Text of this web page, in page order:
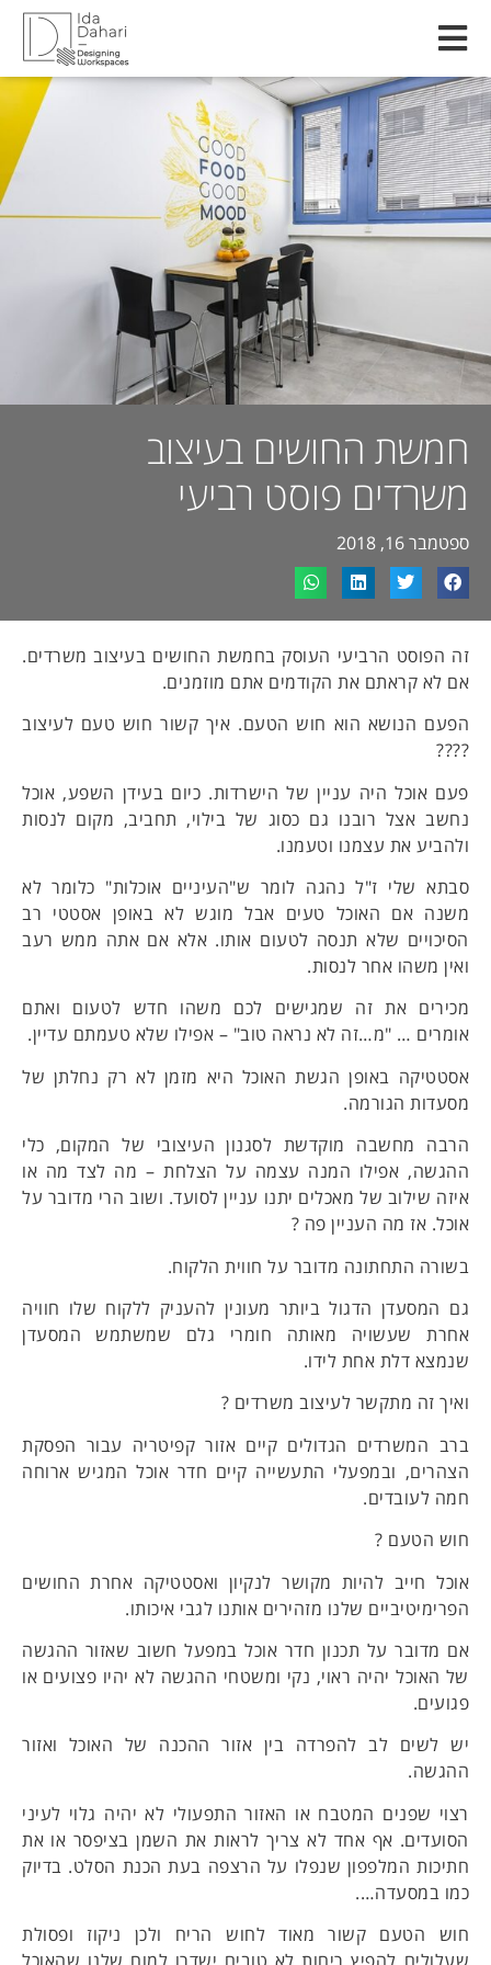
חמשת החושים בעיצוב
משרדים פוסט רביעי
ספטמבר 16, 2018
זה הפוסט הרביעי העוסק בחמשת החושים בעיצוב משרדים.
אם לא קראתם את הקודמים אתם מוזמנים.
הפעם הנושא הוא חוש הטעם. איך קשור חוש טעם לעיצוב
????
פעם אוכל היה עניין של הישרדות. כיום בעידן השפע, אוכל
נחשב אצל רובנו גם כסוג של בילוי, תחביב, מקום לנסות
ולהביע את עצמנו וטעמנו.
סבתא שלי ז"ל נהגה לומר ש"העיניים אוכלות" כלומר לא
משנה אם האוכל טעים אבל מוגש לא באופן אסטטי רב
הסיכויים שלא תנסה לטעום אותו. אלא אם אתה ממש רעב
ואין משהו אחר לנסות.
מכירים את זה שמגישים לכם משהו חדש לטעום ואתם
אומרים … "מ…זה לא נראה טוב" – אפילו שלא טעמתם עדיין.
אסטטיקה באופן הגשת האוכל היא מזמן לא רק נחלתן של
מסעדות הגורמה.
הרבה מחשבה מוקדשת לסגנון העיצובי של המקום, כלי
ההגשה, אפילו המנה עצמה על הצלחת – מה לצד מה או
איזה שילוב של מאכלים יתנו עניין לסועד. ושוב הרי מדובר על
אוכל. אז מה העניין פה ?
בשורה התחתונה מדובר על חווית הלקוח.
גם המסעדן הדגול ביותר מעונין להעניק ללקוח שלו חוויה
אחרת שעשויה מאותה חומרי גלם שמשתמש המסעדן
שנמצא דלת אחת לידו.
ואיך זה מתקשר לעיצוב משרדים ?
ברב המשרדים הגדולים קיים אזור קפיטריה עבור הפסקת
הצהרים, ובמפעלי התעשייה קיים חדר אוכל המגיש ארוחה
חמה לעובדים.
חוש הטעם ?
אוכל חייב להיות מקושר לנקיון ואסטטיקה אחרת החושים
הפרימיטיביים שלנו מזהירים אותנו לגבי איכותו.
אם מדובר על תכנון חדר אוכל במפעל חשוב שאזור ההגשה
של האוכל יהיה ראוי, נקי ומשטחי ההגשה לא יהיו פצועים או
פגועים.
יש לשים לב להפרדה בין אזור ההכנה של האוכל ואזור
ההגשה.
רצוי שפנים המטבח או האזור התפעולי לא יהיה גלוי לעיני
הסועדים. אף אחד לא צריך לראות את השמן בציפסר או את
חתיכות המלפפון שנפלו על הרצפה בעת הכנת הסלט. בדיוק
כמו במסעדה….
חוש הטעם קשור מאוד לחוש הריח ולכן ניקוז ופסולת